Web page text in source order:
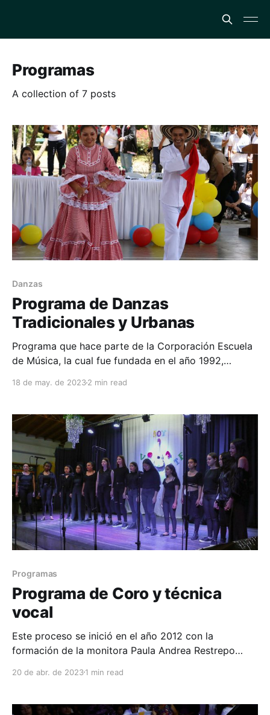
Programas
A collection of 7 posts
Danzas
Programa de Danzas
Tradicionales y Urbanas
Programa que hace parte de la Corporación Escuela
de Música, la cual fue fundada en el año 1992,
Maya, al ver la necesidad de conformar un grupo
los actos artísticos y culturales
18 de may. de 20232 min read
Programas
Programa de Coro y técnica
vocal
Este proceso se inició en el año 2012 con la
formación de la monitora Paula Andrea Restrepo
coral de la Corporación Escuela de Música.
juvenil, que hacen parte del proceso adelantado por
20 de abr. de 20231 min read